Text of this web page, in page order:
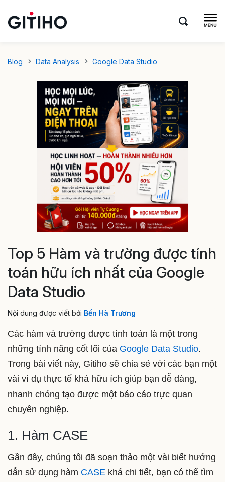
Blog Data Analysis Google Data Studio
Top 5 Hàm và trường được tính
toán hữu ích nhất của Google
Data Studio
Nội dung được viết bởi Bến Hà Trương
Các hàm và trường được tính toán là một trong
những tính năng cốt lõi của Google Data Studio.
Trong bài viết này, Gitiho sẽ chia sẻ với các bạn một
vài ví dụ thực tế khá hữu ích giúp bạn dễ dàng,
nhanh chóng tạo được một báo cáo trực quan
chuyên nghiệp.
1. Hàm CASE
Gần đây, chúng tôi đã soạn thảo một vài biết hướng
dẫn sử dụng hàm CASE khá chi tiết, bạn có thể tìm